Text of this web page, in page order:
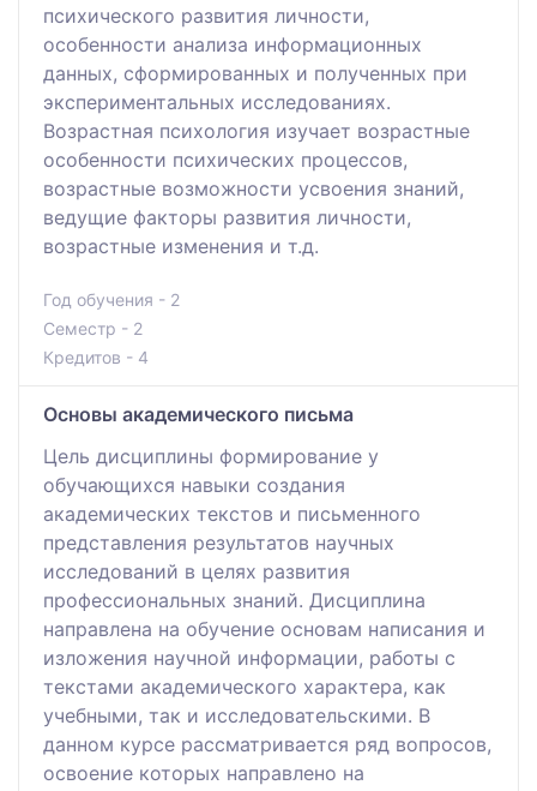
психического развития личности,
особенности анализа информационных
данных, сформированных и полученных при
экспериментальных исследованиях.
Возрастная психология изучает возрастные
особенности психических процессов,
возрастные возможности усвоения знаний,
ведущие факторы развития личности,
возрастные изменения и т.д.
Год обучения - 2
Семестр - 2
Кредитов - 4
Основы академического письма
Цель дисциплины формирование у
обучающихся навыки создания
академических текстов и письменного
представления результатов научных
исследований в целях развития
профессиональных знаний. Дисциплина
направлена на обучение основам написания и
изложения научной информации, работы с
текстами академического характера, как
учебными, так и исследовательскими. В
данном курсе рассматривается ряд вопросов,
освоение которых направлено на